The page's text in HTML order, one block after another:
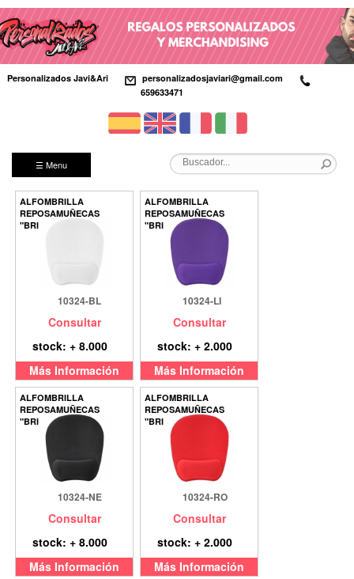
Personalizados Javi&Ari
personalizadosjaviari@gmail.com
659633471
☰ Menu
ALFOMBRILLA
REPOSAMUÑECAS
"BRIXTON"
10324-BL
Consultar
stock: + 8.000
Más Información
ALFOMBRILLA
REPOSAMUÑECAS
"BRIXTON"
10324-LI
Consultar
stock: + 2.000
Más Información
ALFOMBRILLA
REPOSAMUÑECAS
"BRIXTON"
10324-NE
Consultar
stock: + 8.000
Más Información
ALFOMBRILLA
REPOSAMUÑECAS
"BRIXTON"
10324-RO
Consultar
stock: + 2.000
Más Información